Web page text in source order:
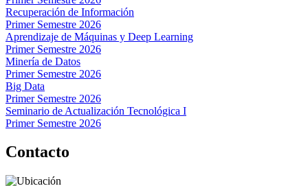
Recuperación de Información
Primer Semestre 2026
Aprendizaje de Máquinas y Deep Learning
Primer Semestre 2026
Minería de Datos
Primer Semestre 2026
Big Data
Primer Semestre 2026
Seminario de Actualización Tecnológica I
Primer Semestre 2026
Contacto